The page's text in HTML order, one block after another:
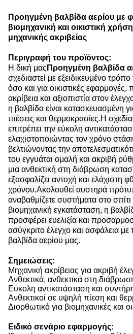
Προηγμένη βαλβίδα αερίου με
βιομηχανική και οικιστική
μηχανικής ακριβείας
Περιγραφή του προϊόντος:
Η δική μας Προηγμένη βαλβίδα
σχεδιαστεί με εξειδικευμένο
όσο και για οικιστικές
ακρίβεια και αξιοπιστία στον
η βαλβίδα είναι κατασκευασμένη
πιέσεις και θερμοκρασίες.Η
επιτρέπει την εύκολη
ελαχιστοποιώντας τον χρόνο
βελτιώνοντας την
του εγγυάται ομαλή και ακριβή
μια ανθεκτική στη διάβρωση
εξασφαλίζει αντοχή και ελάχιστη
χρόνου.Ακολουθεί αυστηρά
αναβαθμίζετε συστήματα στο σπίτι
βιομηχανική εγκατάσταση, η
προσφέρει ευελιξία και
ασύγκριτο έλεγχο και ασφάλεια με
βαλβίδα αερίου μας.
Σημειώσεις:
Μηχανική ακρίβειας για ακριβή
Ανθεκτικά, ανθεκτικά στη
Εύκολη αντικατάσταση και
Ανθεκτικοί σε υψηλή πίεση και
Διορθωτικό για βιομηχανικές και
Ειδικό σενάριο εφαρμογής: